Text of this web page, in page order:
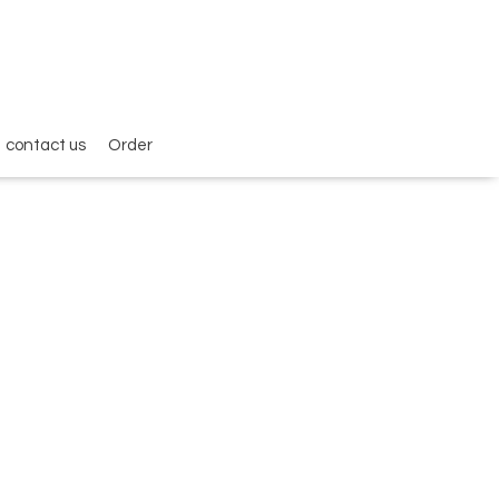
contact us Order